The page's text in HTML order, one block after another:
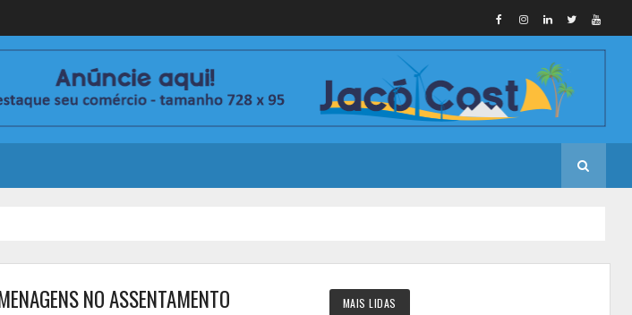
NO ASSENTAMENTO
MAIS LIDAS